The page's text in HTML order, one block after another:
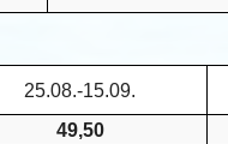
25.08.-15.09.
49,50